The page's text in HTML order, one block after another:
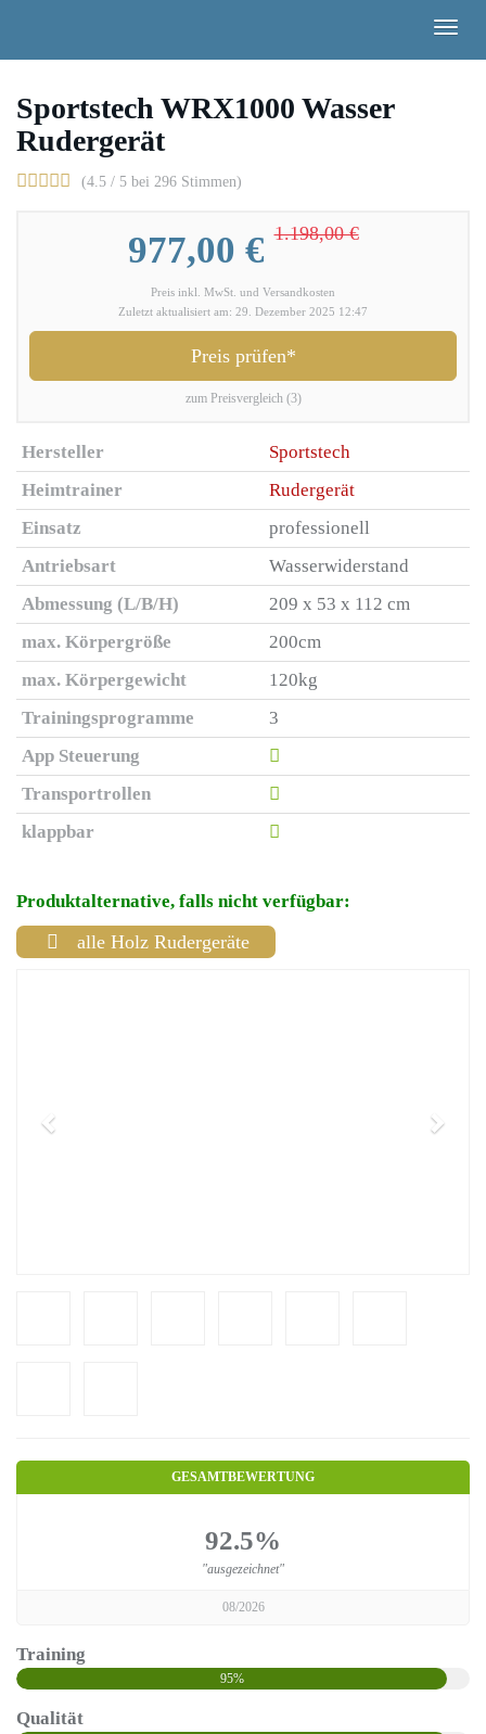
main
Sportstech WRX1000 Wasser
Rudergerät
(4.5 / 5 bei 296 Stimmen)
977,00 €1.198,00 €
Preis inkl. MwSt. und Versandkosten
Zuletzt aktualisiert am: 29. Dezember 2025 12:47
Preis prüfen*
zum Preisvergleich (3)
Hersteller
Sportstech
Heimtrainer
Rudergerät
Einsatz
professionell
Antriebsart
Wasserwiderstand
Abmessung (L/B/H)
209 x 53 x 112 cm
max. Körpergröße
200cm
max. Körpergewicht
120kg
Trainingsprogramme
3
App Steuerung
Transportrollen
klappbar
Produktalternative, falls nicht verfügbar:
alle Holz Rudergeräte
GESAMTBEWERTUNG
92.5%
"ausgezeichnet"
08/2026
Training
95%
Qualität